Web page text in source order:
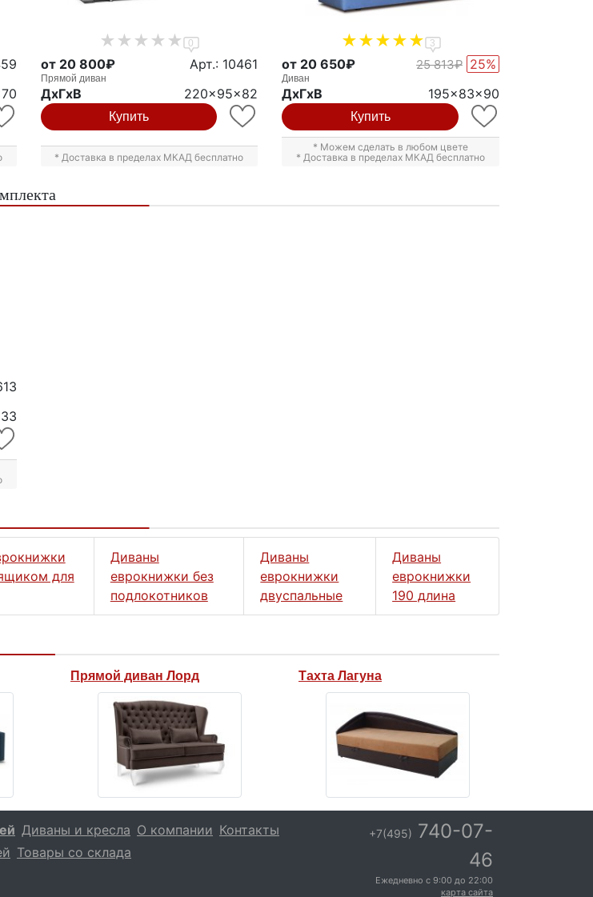
0
от 20 800₽ Арт.: 10461
Прямой диван
ДxГxВ 220x95x82
Купить
* Доставка в пределах МКАД бесплатно
3
от 20 650₽ 25 813₽ 25%
Диван
ДxГxВ 195x83x90
Купить
* Можем сделать в любом цвете
* Доставка в пределах МКАД бесплатно
для
Диваны
еврокнижки без
подлокотников
Диваны
еврокнижки
двуспальные
Диваны
еврокнижки
190 длина
Прямой диван Лорд Тахта Лагуна
Диваны и кресла О компании Контакты
Товары со склада
+7(495) 740-07-
46
Ежедневно с 9:00 до 22:00
карта сайта